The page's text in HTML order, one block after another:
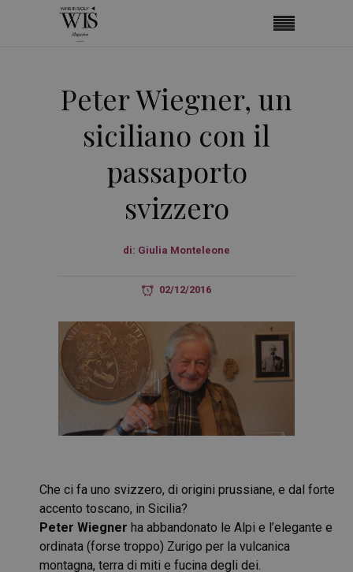
Peter Wiegner, un
siciliano con il
passaporto
svizzero
di: Giulia Monteleone
02/12/2016
Che ci fa uno svizzero, di origini prussiane, e dal forte
accento toscano, in Sicilia?
Peter Wiegner ha abbandonato le Alpi e l’elegante e
ordinata (forse troppo) Zurigo per la vulcanica
montagna, terra di miti e fucina degli dei.